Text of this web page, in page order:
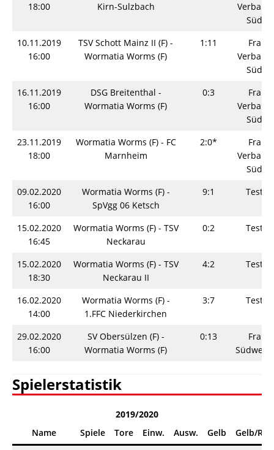
18:00
Kirn-Sulzbach
10.11.2019
16:00
TSV Schott Mainz II (F) -
Wormatia Worms (F)
1:11
16.11.2019
16:00
DSG Breitenthal -
Wormatia Worms (F)
0:3
23.11.2019
18:00
Wormatia Worms (F) - FC
Marnheim
2:0*
09.02.2020
16:00
Wormatia Worms (F) -
SpVgg 06 Ketsch
9:1
15.02.2020
16:45
Wormatia Worms (F) - TSV
Neckarau
0:2
15.02.2020
18:30
Wormatia Worms (F) - TSV
Neckarau II
4:2
16.02.2020
14:00
Wormatia Worms (F) -
1.FFC Niederkirchen
3:7
29.02.2020
16:00
SV Obersülzen (F) -
Wormatia Worms (F)
0:13
Spielerstatistik
2019/2020
Name
Spiele Tore Einw. Ausw. Gelb Gelb/Rot